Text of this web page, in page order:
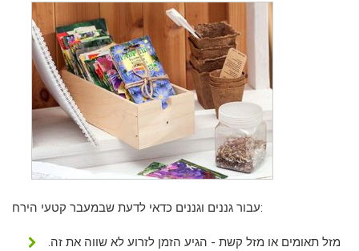
עבור גננים וגננים כדאי לדעת שבמעבר קטעי הירח:
מזל תאומים או מזל קשת - הגיע הזמן לזרוע לא שווה את זה.